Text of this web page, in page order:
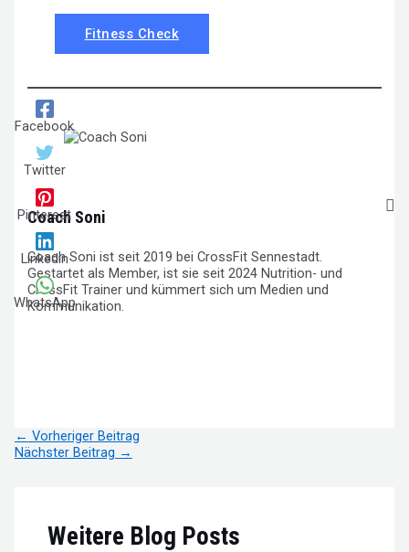
Fitness Check
Coach Soni
Coach Soni ist seit 2019 bei CrossFit Sennestadt.
Gestartet als Member, ist sie seit 2024 Nutrition- und
CrossFit Trainer und kümmert sich um Medien und
Kommunikation.
Facebook
Twitter
Pinterest
Linkedin
WhatsApp
Beitragsnavigation
← Vorheriger Beitrag
Nächster Beitrag →
Weitere Blog Posts